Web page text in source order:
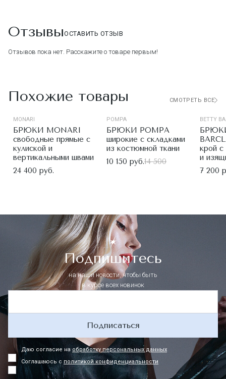
ОтзывыОСТАВИТЬ ОТЗЫВ
Отзывов пока нет. Расскажите о товаре первым!
Похожие товары СМОТРЕТЬ ВСЕ
MONARI
БРЮКИ MONARI
свободные прямые с
кулиской и
вертикальными швами
24 400 руб.
POMPA
БРЮКИ POMPA
широкие с складками
из костюмной ткани
10 150 руб.14 500
BETTY
крой с
и
7 200
Подпишитесь
на наши новости, чтобы быть
в курсе всех новинок
Подписаться
Даю согласие наобработку персональных данных
Соглашаюсь с политикой конфиденциальности